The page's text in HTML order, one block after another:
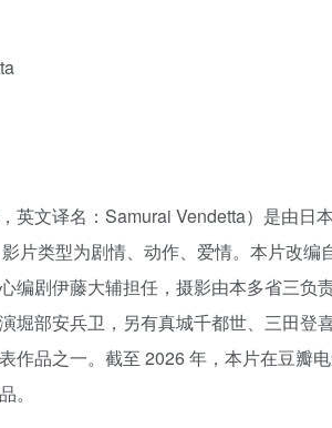
英文译名：Samurai Vendetta）是由
片类型为剧情、动作、爱情。本片改
编剧伊藤大辅担任，摄影由本多省三
堀部安兵卫，另有真城千都世、三田
作品之一。截至 2026 年，本片在豆瓣
。